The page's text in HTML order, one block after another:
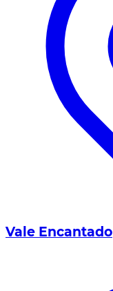
Vale Encantado